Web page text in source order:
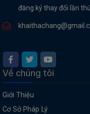
đăng ký thay đổi lần
Về chúng tôi
Giới Thiệu
Cơ Sở Pháp Lý